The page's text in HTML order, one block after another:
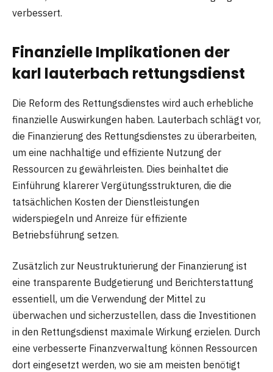
verbessert.
Finanzielle Implikationen der
karl lauterbach rettungsdienst
Die Reform des Rettungsdienstes wird auch erhebliche
finanzielle Auswirkungen haben. Lauterbach schlägt vor,
die Finanzierung des Rettungsdienstes zu überarbeiten,
um eine nachhaltige und effiziente Nutzung der
Ressourcen zu gewährleisten. Dies beinhaltet die
Einführung klarerer Vergütungsstrukturen, die die
tatsächlichen Kosten der Dienstleistungen
widerspiegeln und Anreize für effiziente
Betriebsführung setzen.
Zusätzlich zur Neustrukturierung der Finanzierung ist
eine transparente Budgetierung und Berichterstattung
essentiell, um die Verwendung der Mittel zu
überwachen und sicherzustellen, dass die Investitionen
in den Rettungsdienst maximale Wirkung erzielen. Durch
eine verbesserte Finanzverwaltung können Ressourcen
dort eingesetzt werden, wo sie am meisten benötigt